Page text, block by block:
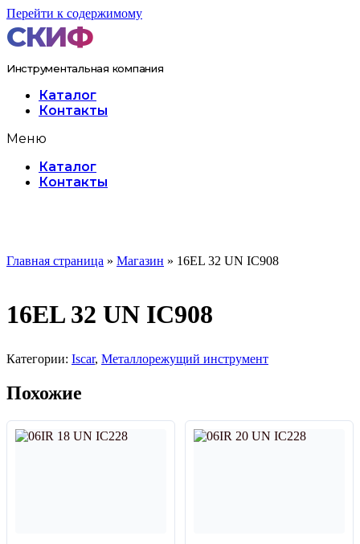
Перейти к содержимому
Инструментальная компания
Каталог
Контакты
Меню
Каталог
Контакты
Главная страница » Магазин » 16EL 32 UN IC908
16EL 32 UN IC908
Категории: Iscar, Металлорежущий инструмент
Похожие